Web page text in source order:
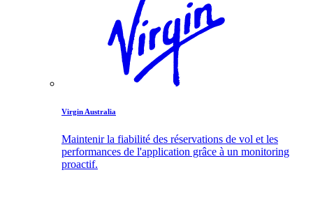
Virgin Australia
Maintenir la fiabilité des réservations de vol et les
performances de l'application grâce à un monitoring
proactif.